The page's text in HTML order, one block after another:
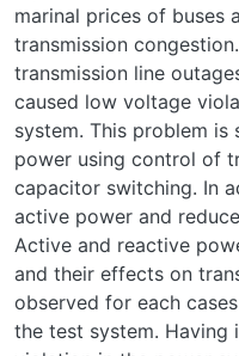
marinal prices of buses
transmission
transmission line
caused low voltage
system. This problem
power using control of
capacitor switching. In
active power and
Active and reactive
and their effects on
observed for each
the test system. Having